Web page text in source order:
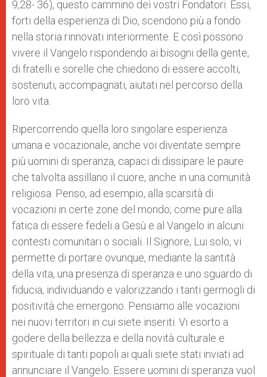
9,28- 36), questo cammino dei vostri Fondatori. Essi,
forti della esperienza di Dio, scendono più a fondo
nella storia rinnovati interiormente. E così possono
vivere il Vangelo rispondendo ai bisogni della gente,
di fratelli e sorelle che chiedono di essere accolti,
sostenuti, accompagnati, aiutati nel percorso della
loro vita.
Ripercorrendo quella loro singolare esperienza
umana e vocazionale, anche voi diventate sempre
più uomini di speranza, capaci di dissipare le paure
che talvolta assillano il cuore, anche in una comunità
religiosa. Penso, ad esempio, alla scarsità di
vocazioni in certe zone del mondo; come pure alla
fatica di essere fedeli a Gesù e al Vangelo in alcuni
contesti comunitari o sociali. Il Signore, Lui solo, vi
permette di portare ovunque, mediante la santità
della vita, una presenza di speranza e uno sguardo di
fiducia, individuando e valorizzando i tanti germogli di
positività che emergono. Pensiamo alle vocazioni
nei nuovi territori in cui siete inseriti. Vi esorto a
godere della bellezza e della novità culturale e
spirituale di tanti popoli ai quali siete stati inviati ad
annunciare il Vangelo. Essere uomini di speranza vuol